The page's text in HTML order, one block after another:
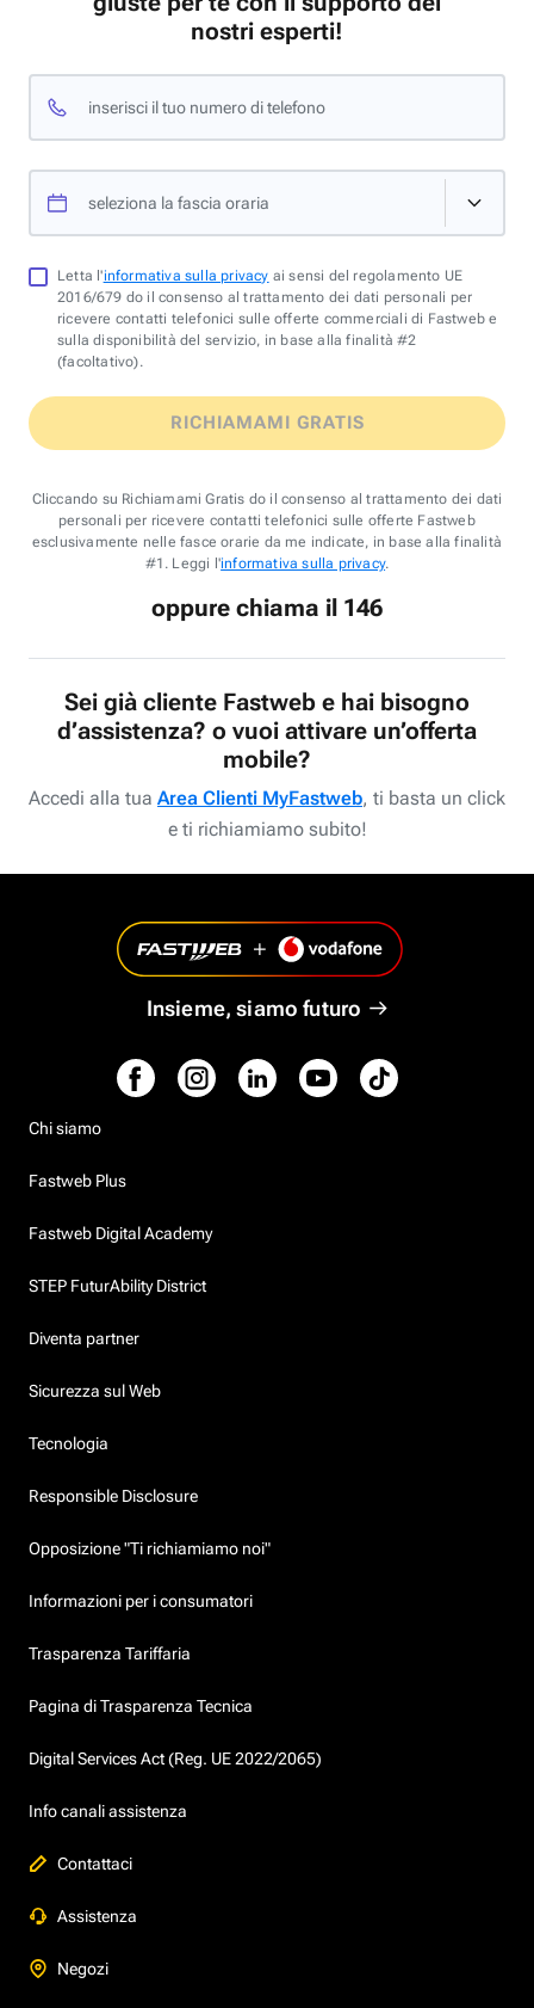
nostri esperti!
inserisci il tuo numero di telefono
seleziona la fascia oraria
Letta l'informativa sulla privacy ai sensi del regolamento UE
2016/679 do il consenso al trattamento dei dati personali per
ricevere contatti telefonici sulle offerte commerciali di Fastweb e
sulla disponibilità del servizio, in base alla finalità #2
(facoltativo).
RICHIAMAMI GRATIS
Cliccando su Richiamami Gratis do il consenso al trattamento dei dati
personali per ricevere contatti telefonici sulle offerte Fastweb
esclusivamente nelle fasce orarie da me indicate, in base alla finalità
#1. Leggi l'informativa sulla privacy.
oppure chiama il 146
Sei già cliente Fastweb e hai bisogno
d’assistenza? o vuoi attivare un’offerta
mobile?
Accedi alla tua Area Clienti MyFastweb, ti basta un click
e ti richiamiamo subito!
Insieme, siamo futuro
Chi siamo
Fastweb Plus
Fastweb Digital Academy
STEP FuturAbility District
Diventa partner
Sicurezza sul Web
Tecnologia
Responsible Disclosure
Opposizione "Ti richiamiamo noi"
Informazioni per i consumatori
Trasparenza Tariffaria
Pagina di Trasparenza Tecnica
Digital Services Act (Reg. UE 2022/2065)
Info canali assistenza
Contattaci
Assistenza
Negozi